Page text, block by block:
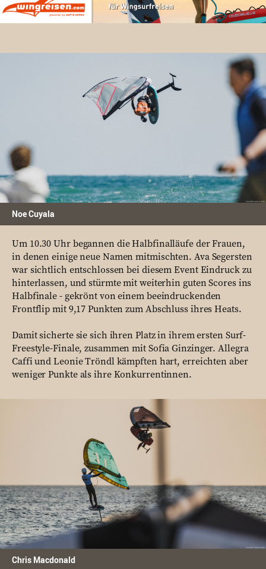
Noe Cuyala
Um 10.30 Uhr begannen die Halbfinalläufe der Frauen,
in denen einige neue Namen mitmischten. Ava Segersten
war sichtlich entschlossen bei diesem Event Eindruck zu
hinterlassen, und stürmte mit weiterhin guten Scores ins
Halbfinale - gekrönt von einem beeindruckenden
Frontflip mit 9,17 Punkten zum Abschluss ihres Heats.
Damit sicherte sie sich ihren Platz in ihrem ersten Surf-
Freestyle-Finale, zusammen mit Sofia Ginzinger. Allegra
Caffi und Leonie Tröndl kämpften hart, erreichten aber
weniger Punkte als ihre Konkurrentinnen.
Chris Macdonald